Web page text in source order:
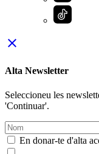
close
Alta Newsletter
Seleccioneu les
'Continuar'.
En donar-te d'alta